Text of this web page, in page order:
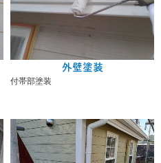
外壁塗装
付帯部塗装